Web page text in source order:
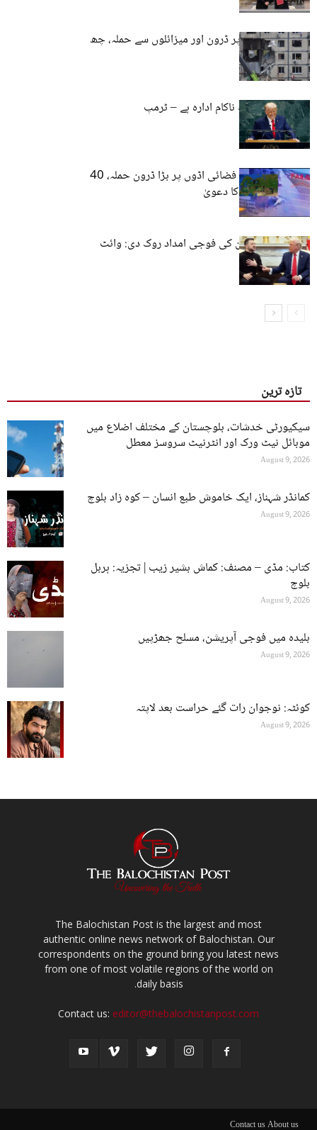
روس کا یوکرین پر ڈرون اور میزائلوں سے حملہ، چھ
افراد ہلاک
اقوام متحدہ ایک ناکام ادارہ ہے – ٹرمپ
یوکرین کا روسی فضائی اڈوں پر بڑا ڈرون حملہ، 40
طیارے تباہ کرنے کا دعویٰ
امریکہ نے یوکرین کی فوجی امداد روک دی: وائٹ
ہاؤس
تازہ ترین
سیکیورٹی خدشات، بلوچستان کے مختلف اضلاع میں
موبائل نیٹ ورک اور انٹرنیٹ سروسز معطل
August 9, 2026
کمانڈر شہناز، ایک خاموش طبع انسان – کوہ زاد بلوچ
August 9, 2026
کتاب: مڈی – مصنف: کماش بشیر زیب | تجزیہ: ہربل
بلوچ
August 9, 2026
بلیدہ میں فوجی آپریشن، مسلح جھڑپیں
August 9, 2026
کوئٹہ: نوجوان رات گئے حراست بعد لاپتہ
August 9, 2026
The Balochistan Post is the largest and most
authentic online news network of Balochistan. Our
correspondents on the ground bring you latest news
from one of most volatile regions of the world on
daily basis.
Contact us: editor@thebalochistanpost.com
About us
Contact us